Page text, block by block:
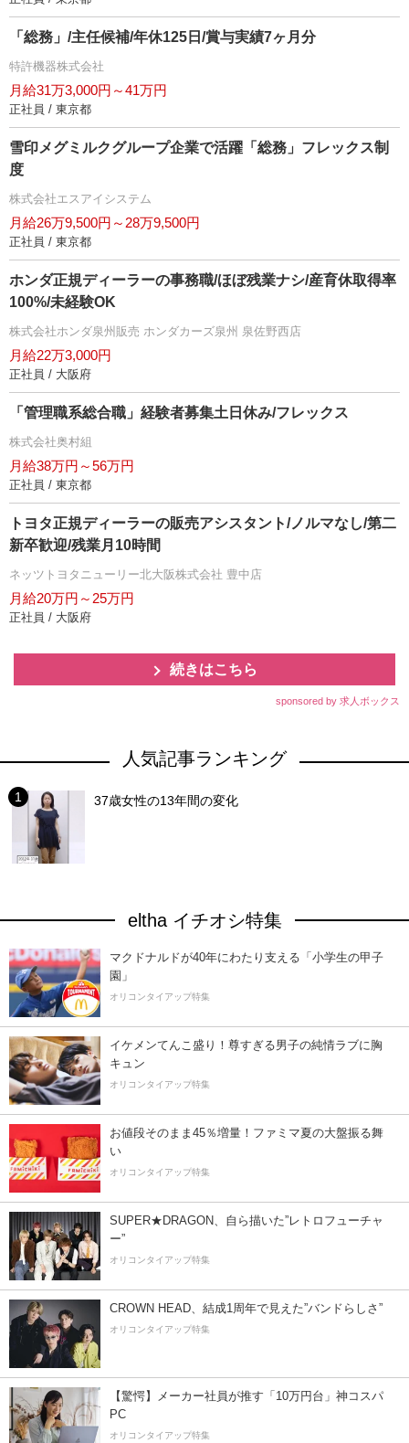
「総務」/主任候補/年休125日/賞与実績7ヶ月分
特許機器株式会社
月給31万3,000円～41万円
正社員 / 東京都
雪印メグミルクグループ企業で活躍「総務」フレックス制
度
株式会社エスアイシステム
月給26万9,500円～28万9,500円
正社員 / 東京都
ホンダ正規ディーラーの事務職/ほぼ残業ナシ/産育休取得率
100%/未経験OK
株式会社ホンダ泉州販売 ホンダカーズ泉州 泉佐野西店
月給22万3,000円
正社員 / 大阪府
「管理職系総合職」経験者募集土日休み/フレックス
株式会社奥村組
月給38万円～56万円
正社員 / 東京都
トヨタ正規ディーラーの販売アシスタント/ノルマなし/第二
新卒歓迎/残業月10時間
ネッツトヨタニューリー北大阪株式会社 豊中店
月給20万円～25万円
正社員 / 大阪府
続きはこちら
sponsored by 求人ボックス
人気記事ランキング
37歳女性の13年間の変化
eltha イチオシ特集
マクドナルドが40年にわたり支える「小学生の甲子
園」
オリコンタイアップ特集
イケメンてんこ盛り！尊すぎる男子の純情ラブに胸
キュン
オリコンタイアップ特集
お値段そのまま45％増量！ファミマ夏の大盤振る舞
い
オリコンタイアップ特集
SUPER★DRAGON、自ら描いた”レトロフューチャ
ー”
オリコンタイアップ特集
CROWN HEAD、結成1周年で見えた”バンドらしさ”
オリコンタイアップ特集
【驚愕】メーカー社員が推す「10万円台」神コスパ
PC
オリコンタイアップ特集